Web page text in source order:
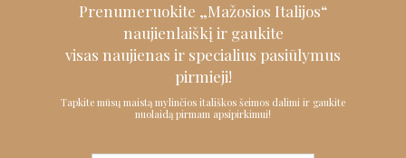
Prenumeruokite „Mažosios Italijos“
naujienlaiškį ir gaukite
visas naujienas ir specialius pasiūlymus
pirmieji!
Tapkite mūsų maistą mylinčios itališkos šeimos dalimi ir gaukite
nuolaidą pirmam apsipirkimui!